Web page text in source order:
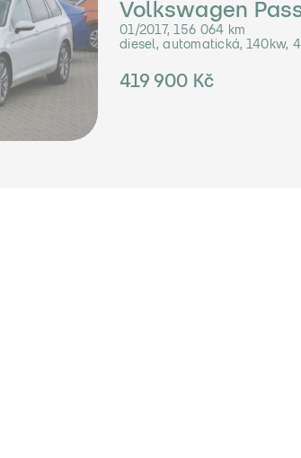
Volkswagen
01/2017, 156 064 km
diesel, automatická, 140kw,
419 900 Kč